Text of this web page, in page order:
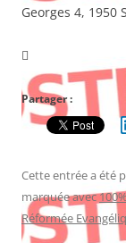
Georges 4, 1950

Partager :
Cette entrée a été
marquée avec
Réformée